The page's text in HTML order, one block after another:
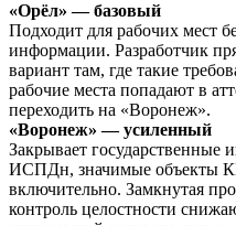
«Орёл» — базовый
Подходит для рабочих мест
информации. Разработчик
вариант там, где такие
рабочие места попадают в
переходить на «Воронеж».
«Воронеж» — усиленный
Закрывает
ИСПДн, значимые объекты
включительно. Замкнутая
контроль целостности